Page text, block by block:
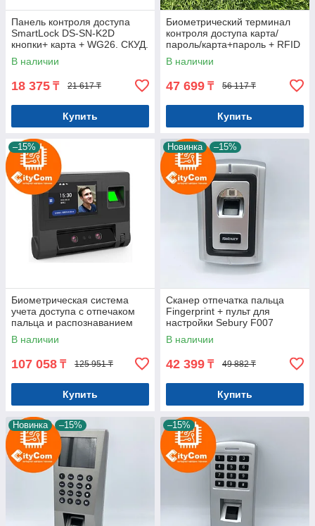
Панель контроля доступа
SmartLock DS-SN-K2D
кнопки+ карта + WG26. СКУД.
Панель накладная.
Сенсорная. Арт.6213
В наличии
18 375 ₸ 21 617 ₸
Купить
Биометрический терминал
контроля доступа карта/
пароль/карта+пароль + RFID
ZKT DS-SC102 Арт.6303
В наличии
47 699 ₸ 56 117 ₸
Купить
–15%
Биометрическая система
учета доступа с отпечаком
пальца и распознаванием
лица. SmartLock CT-B108
Арт.6295
В наличии
107 058 ₸ 125 951 ₸
Купить
Новинка –15%
Сканер отпечатка пальца
Fingerprint + пульт для
настройки Sebury F007
Арт.6221
В наличии
42 399 ₸ 49 882 ₸
Купить
Новинка –15% –15%